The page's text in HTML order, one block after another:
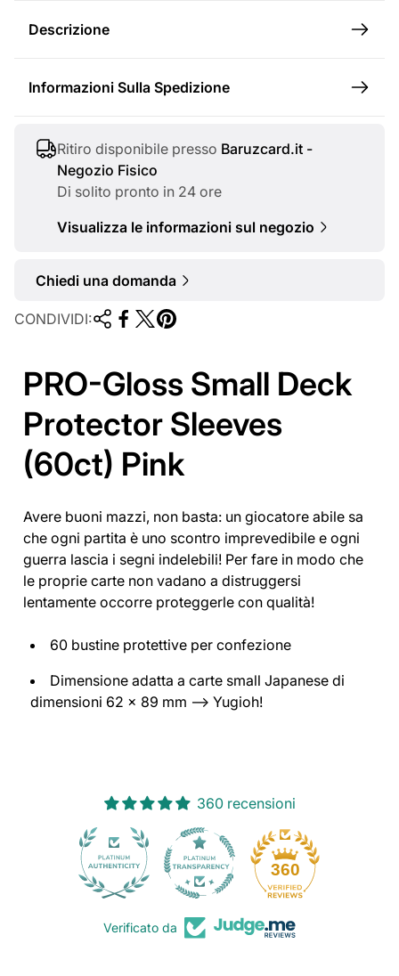
Descrizione
Informazioni Sulla Spedizione
Ritiro disponibile presso Baruzcard.it -
Negozio Fisico
Di solito pronto in 24 ore
Visualizza le informazioni sul negozio
Chiedi una domanda
CONDIVIDI:
PRO-Gloss Small Deck
Protector Sleeves
(60ct) Pink
Avere buoni mazzi, non basta: un giocatore abile sa
che ogni partita è uno scontro imprevedibile e ogni
guerra lascia i segni indelebili! Per fare in modo che
le proprie carte non vadano a distruggersi
lentamente occorre proteggerle con qualità!
60 bustine protettive per confezione
Dimensione adatta a carte small Japanese di
dimensioni 62 x 89 mm —> Yugioh!
360 recensioni
360
Verificato da